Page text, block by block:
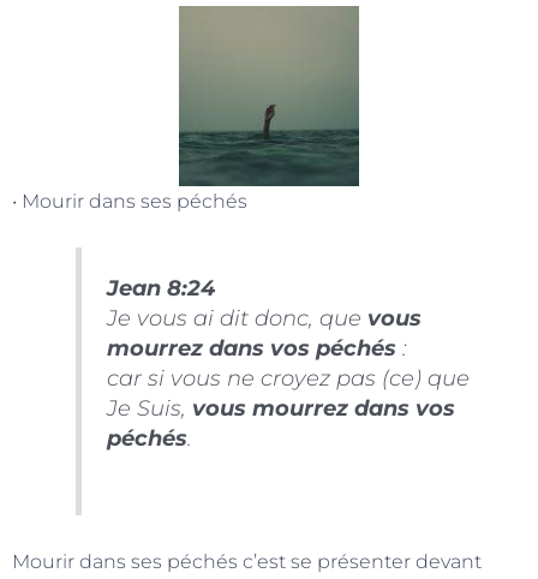
• Mourir dans ses péchés
Jean 8:24
Je vous ai dit donc, que vous
mourrez dans vos péchés:
car si vous ne croyez pas (ce) que
Je Suis, vous mourrez dans vos
péchés.
Mourir dans ses péchés c’est se présenter devant